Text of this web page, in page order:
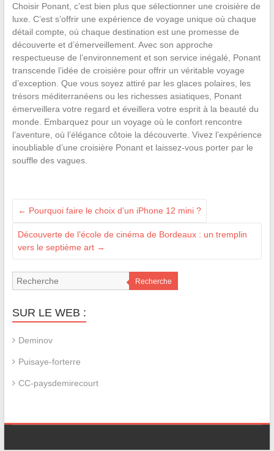
Choisir Ponant, c’est bien plus que sélectionner une croisière de
luxe. C’est s’offrir une expérience de voyage unique où chaque
détail compte, où chaque destination est une promesse de
découverte et d’émerveillement. Avec son approche
respectueuse de l’environnement et son service inégalé, Ponant
transcende l’idée de croisière pour offrir un véritable voyage
d’exception. Que vous soyez attiré par les glaces polaires, les
trésors méditerranéens ou les richesses asiatiques, Ponant
émerveillera votre regard et éveillera votre esprit à la beauté du
monde. Embarquez pour un voyage où le confort rencontre
l’aventure, où l’élégance côtoie la découverte. Vivez l’expérience
inoubliable d’une croisière Ponant et laissez-vous porter par le
souffle des vagues.
← Pourquoi faire le choix d’un iPhone 12 mini ?
Découverte de l’école de cinéma de Bordeaux : un tremplin
vers le septième art →
Recherche
SUR LE WEB :
Deminov
Puisaye-forterre
CC-paysdemirecourt